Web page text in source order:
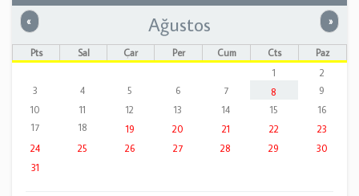
« Önceki »
Ağustos
Pts Sal Çar Per Cum Cts
Paz
1
2
3
4 5 6 7 8
9
10
11 12 13 14 15
16
17
18 19 20 21 22
23
24
25 26 27 28 29
30
31